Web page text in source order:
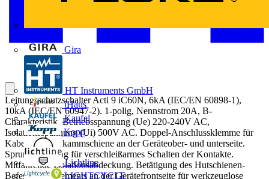
Gira
HT Instruments GmbH
iHaus
Kaufel
Kopp
Lichtline
LIGHTCYCLE
Leitungsschutzschalter Acti 9 iC60N, 6kA (IEC/EN 60898-1),
10kA (IEC/EN 60947-2). 1-polig, Nennstrom 20A, B-
Charakteristik, Betriebsspannung (Ue) 220-240V AC,
Isolationsspannung (Ui) 500V AC. Doppel-Anschlussklemme für
Kabel und Stiftkammschiene an der Geräteober- und unterseite.
Sprungschaltung für verschleißarmes Schalten der Kontakte.
Mitfahrende Isolationsabdeckung. Betätigung des Hutschienen-
Befestigungselements an der Gerätefrontseite für werkzeuglose